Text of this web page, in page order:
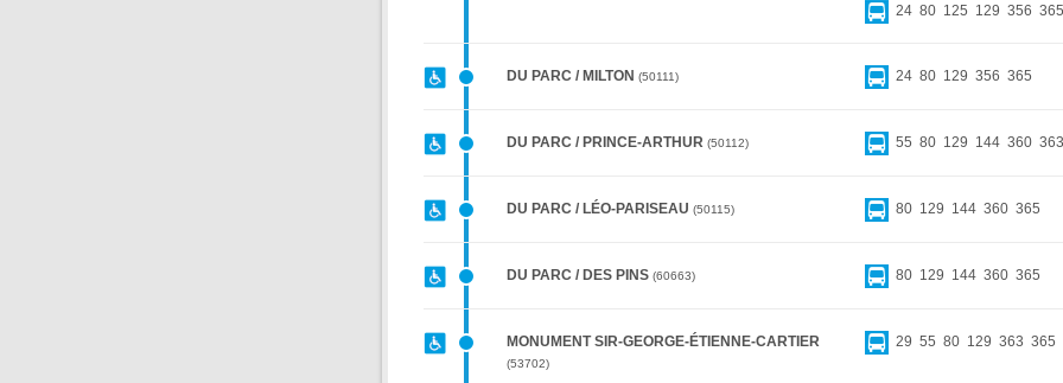
24 80 125 129 356 365
DU PARC / MILTON 50111 24 80 129 356 365
DU PARC / PRINCE-ARTHUR 50112 55 80 129 144 360 363
DU PARC / LÉO-PARISEAU 50115 80 129 144 360 365
DU PARC / DES PINS 60663 80 129 144 360 365
MONUMENT SIR-GEORGE-ÉTIENNE-CARTIER
53702
29 55 80 129 363 365